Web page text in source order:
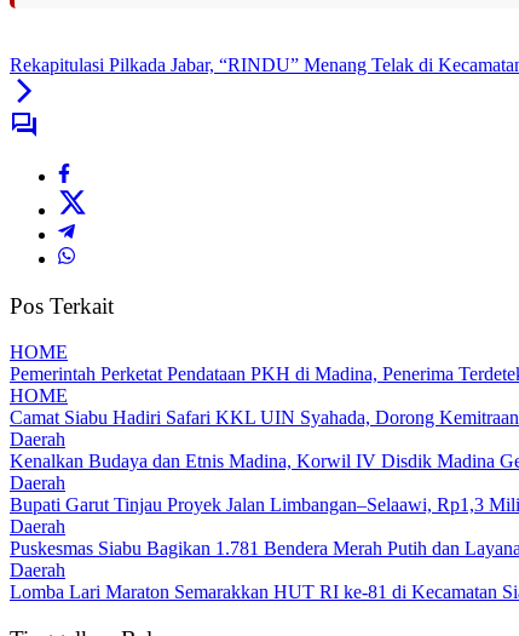
Rekapitulasi Pilkada Jabar, “RINDU” Menang Telak di
Pos Terkait
HOME
Pemerintah Perketat Pendataan PKH di Madina, Penerima
HOME
Camat Siabu Hadiri Safari KKL UIN Syahada, Dorong
Daerah
Kenalkan Budaya dan Etnis Madina, Korwil IV Disdik Madina
Daerah
Bupati Garut Tinjau Proyek Jalan Limbangan–Selaawi, Rp1,3
Daerah
Puskesmas Siabu Bagikan 1.781 Bendera Merah Putih dan
Daerah
Lomba Lari Maraton Semarakkan HUT RI ke-81 di Kecamatan